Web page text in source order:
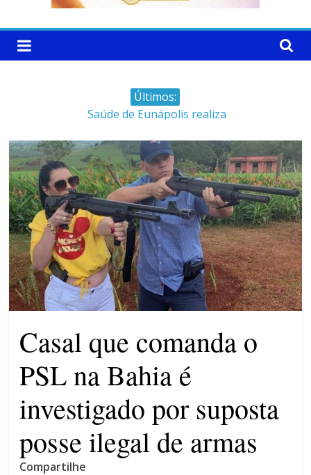
Últimos:
Saúde de Eunápolis realiza
Dourado e Lilás
Máfia das canetas
emagrecedoras na mira da
polícia
Faltam 10 dias para a
campanha começar pra valer
Ministro do STJ perde o cargo
por assédio sexual
Patrimônio de Neto Carletto
aumentou cerca de 5.600% em
Casal que comanda o
PSL na Bahia é
investigado por suposta
posse ilegal de armas
Compartilhe